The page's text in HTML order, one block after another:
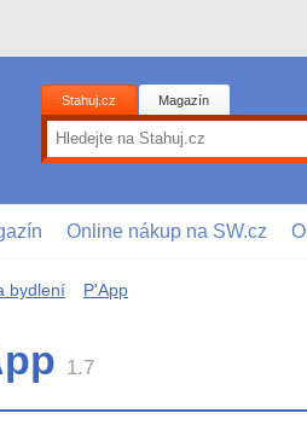
Stahuj.cz Magazín
Online nákup na SW.cz
bydlení P'App
1.7